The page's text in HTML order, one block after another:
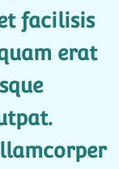
facilisis
erat